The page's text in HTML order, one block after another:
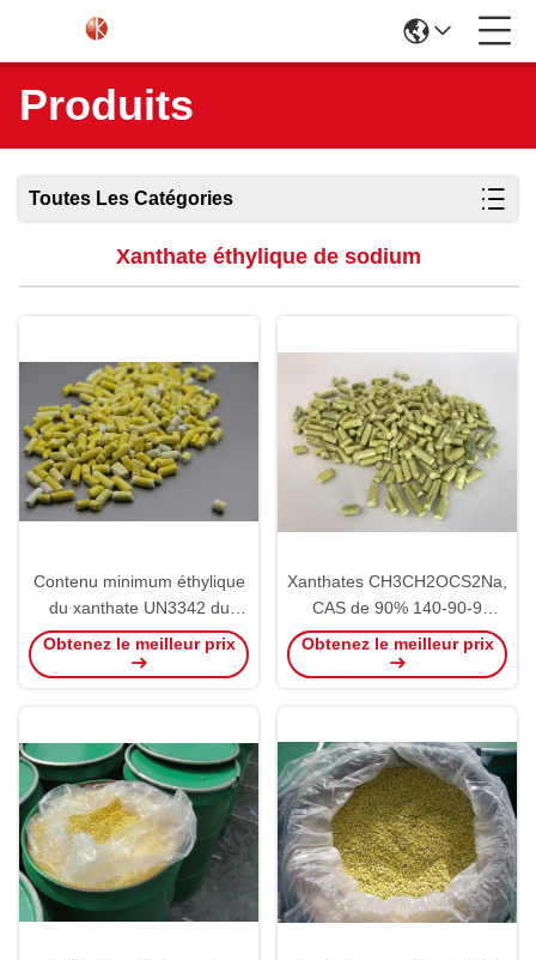
Produits
Toutes Les Catégories
Xanthate éthylique de sodium
Contenu minimum éthylique
du xanthate UN3342 du
xanthate 90% de sodium de
Ch3ch2ocs2na
Obtenez le meilleur prix
Xanthates CH3CH2OCS2Na,
CAS de 90% 140-90-9
FLOMIN C3200
Obtenez le meilleur prix